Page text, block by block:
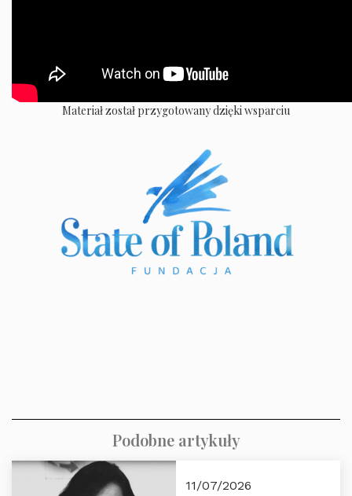
Materiał został przygotowany dzięki wsparciu
Podobne artykuły
11/07/2026